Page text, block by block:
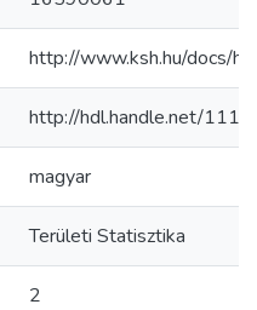
http://www.ksh.hu/docs/
http://hdl.handle.net/
magyar
Területi Statisztika
2